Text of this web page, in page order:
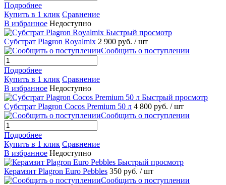
Подробнее
Купить в 1 клик Сравнение
В избранное Недоступно
Быстрый просмотр
Субстрат Plagron Royalmix 2 900 руб. / шт
Сообщить о поступлении
Подробнее
Купить в 1 клик Сравнение
В избранное Недоступно
Быстрый просмотр
Субстрат Plagron Cocos Premium 50 л 4 800 руб. / шт
Сообщить о поступлении
Подробнее
Купить в 1 клик Сравнение
В избранное Недоступно
Быстрый просмотр
Керамзит Plagron Euro Pebbles 350 руб. / шт
Сообщить о поступлении